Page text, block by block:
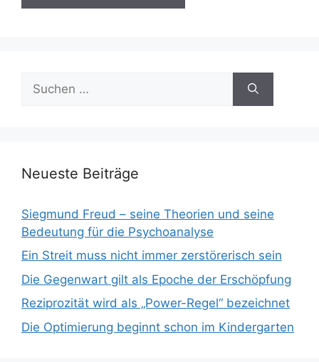
nach:
Neueste Beiträge
Siegmund Freud – seine Theorien und seine
Bedeutung für die Psychoanalyse
Ein Streit muss nicht immer zerstörerisch sein
Die Gegenwart gilt als Epoche der Erschöpfung
Reziprozität wird als „Power-Regel“ bezeichnet
Die Optimierung beginnt schon im Kindergarten